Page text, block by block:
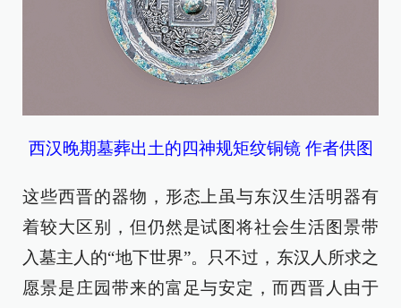
西汉晚期墓葬出土的四神规矩纹铜镜 作者供图
这些西晋的器物，形态上虽与东汉生活明器有
着较大区别，但仍然是试图将社会生活图景带
入墓主人的“地下世界”。只不过，东汉人所求之
愿景是庄园带来的富足与安定，而西晋人由于